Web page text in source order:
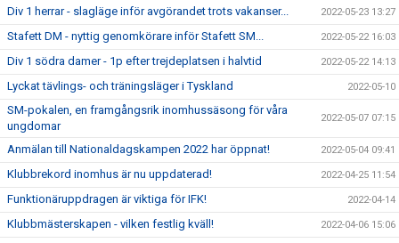
Div 1 herrar - slagläge inför avgörandet trots vakanser... 2022-05-23 13:27
Stafett DM - nyttig genomkörare inför Stafett SM... 2022-05-22 16:03
Div 1 södra damer - 1p efter trejdeplatsen i halvtid 2022-05-22 14:13
Lyckat tävlings- och träningsläger i Tyskland 2022-05-10
SM-pokalen, en framgångsrik inomhussäsong för våra
ungdomar
2022-05-07 07:15
Anmälan till Nationaldagskampen 2022 har öppnat! 2022-05-04 09:41
Klubbrekord inomhus är nu uppdaterad! 2022-04-25 11:54
Funktionäruppdragen är viktiga för IFK! 2022-04-14
Klubbmästerskapen - vilken festlig kväll! 2022-04-06 15:06